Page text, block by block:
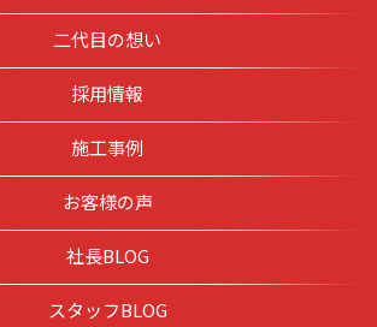
二代目の想い
採用情報
施工事例
お客様の声
社長BLOG
スタッフBLOG